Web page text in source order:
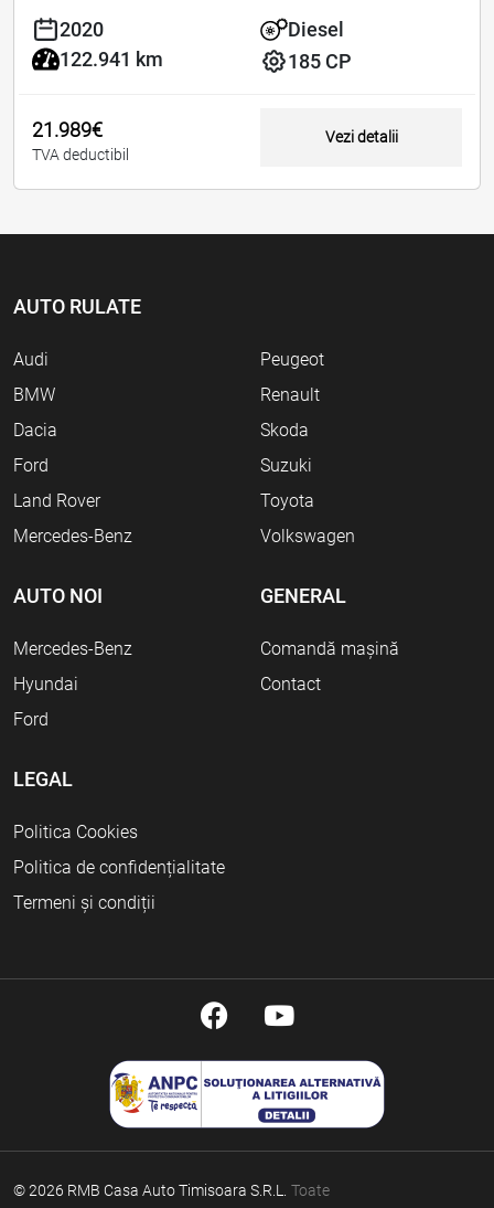
2020
122.941 km
Diesel
185 CP
21.989€
TVA deductibil
Vezi detalii
AUTO RULATE
Audi
BMW
Dacia
Ford
Land Rover
Mercedes-Benz
Peugeot
Renault
Skoda
Suzuki
Toyota
Volkswagen
AUTO NOI
Mercedes-Benz
Hyundai
Ford
GENERAL
Comandă mașină
Contact
LEGAL
Politica Cookies
Politica de confidențialitate
Termeni și condiții
© 2026 RMB Casa Auto Timisoara S.R.L. Toate